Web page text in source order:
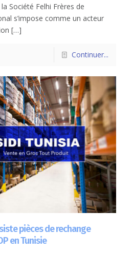
Société Felhi Frères de
s’impose comme un acteur
[…]
Continuer...
pièces de rechange
en Tunisie